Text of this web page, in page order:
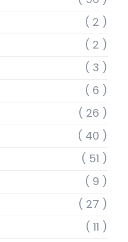
( 2 )
( 2 )
( 3 )
( 6 )
( 26 )
( 40 )
( 51 )
( 9 )
( 27 )
( 11 )